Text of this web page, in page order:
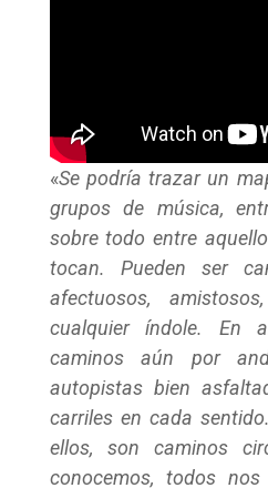
«Se podría trazar un
grupos de música,
sobre todo entre
tocan. Pueden ser
afectuosos,
cualquier índole. En
caminos aún por
autopistas bien
carriles en cada
ellos, son caminos
conocemos, todos